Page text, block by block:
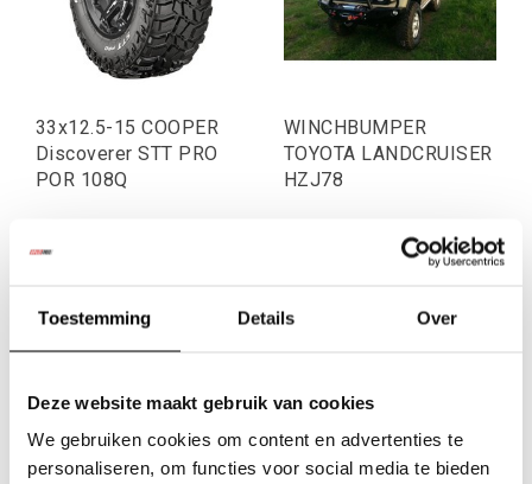
Toestemming Details Over
Deze website maakt gebruik van cookies
We gebruiken cookies om content en advertenties te
personaliseren, om functies voor social media te bieden
33x12.5-15 COOPER
Discoverer STT PRO
POR 108Q
Incl. btw
WINCHBUMPER
TOYOTA LANDCRUISER
HZJ78
Incl. btw